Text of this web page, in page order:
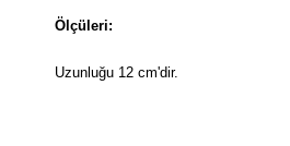
Ölçüleri:
Uzunluğu 12 cm'dir.